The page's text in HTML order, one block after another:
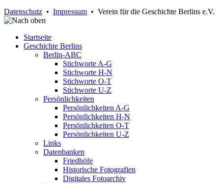
Datenschutz • Impressum • Verein für die Geschichte Berlins e.V.
Startseite
Geschichte Berlins
Berlin-ABC
Stichworte A-G
Stichworte H-N
Stichworte O-T
Stichworte U-Z
Persönlichkeiten
Persönlichkeiten A-G
Persönlichkeiten H-N
Persönlichkeiten O-T
Persönlichkeiten U-Z
Links
Datenbanken
Friedhöfe
Historische Fotografien
Digitales Fotoarchiv